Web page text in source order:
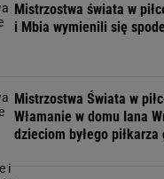
Mistrzostwa świata w
i Mbia wymienili się
Mistrzostwa Świata w
Włamanie w domu Iana
dzieciom byłego piłkarza